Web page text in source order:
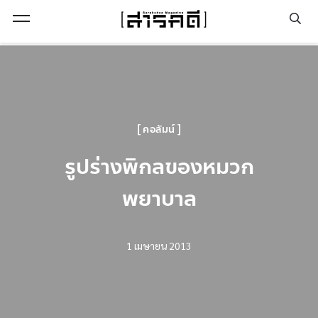
คอลัมน์
รูปร่างพิกลของหมวก
พยาบาล
1 เมษายน 2013